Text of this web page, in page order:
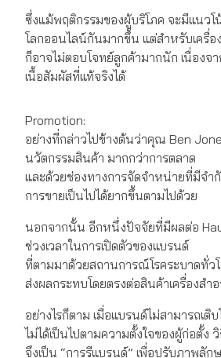
ซึ่งแม้พฤติกรรมของผู้บริโภค จะมีแนว
โลกออนไลน์กันมากขึ้น แต่สำหรับเครื่อ
ก็อาจไม่ตอบโจทย์ลูกค้ามากนัก เนื่องจ
เนื้อสัมผัสที่แท้จริงได้
Promotion:
อย่างที่กล่าวไปข้างต้นว่าคุณ Ben
นวัตกรรมสินค้า มากกว่าการตลาด
และด้วยช่องทางการจัดจำหน่ายที่มีจำ
การขายเป็นไปได้ยากขึ้นตามไปด้วย
นอกจากนั้น อีกหนึ่งปัจจัยที่มีผลต่อ
ช่วงเวลาในการเปิดตัวของแบรนด์
ที่ตามมาด้วยสถานการณ์โรคระบาดทั่ว
ส่งผลกระทบโดยตรงต่อสินค้าเครื่องสำอ
อย่างไรก็ตาม เมื่อแบรนด์ไม่สามารถเ
ไม่ได้เป็นไปตามความตั้งใจของผู้ก่อตั้ง
จึงเป็น “การรีแบรนด์” เพื่อปรับภาพลั